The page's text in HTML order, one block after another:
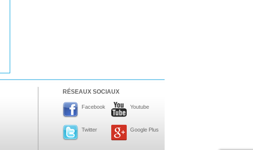
RÉSEAUX SOCIAUX
Facebook Youtube
Twitter Google Plus